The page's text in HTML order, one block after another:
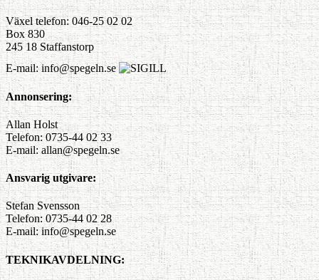
Växel telefon: 046-25 02 02
Box 830
245 18 Staffanstorp
E-mail: info@spegeln.se
Annonsering:
Allan Holst
Telefon: 0735-44 02 33
E-mail: allan@spegeln.se
Ansvarig utgivare:
Stefan Svensson
Telefon: 0735-44 02 28
E-mail: info@spegeln.se
TEKNIKAVDELNING: